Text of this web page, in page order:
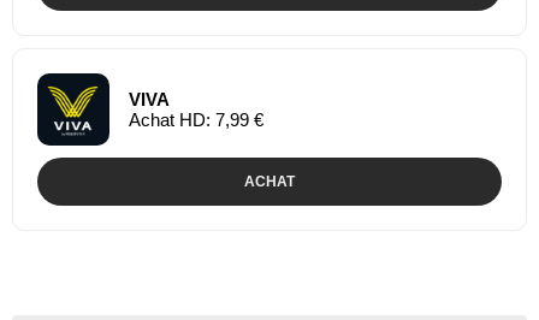
VIVA
Achat HD: 7,99 €
ACHAT